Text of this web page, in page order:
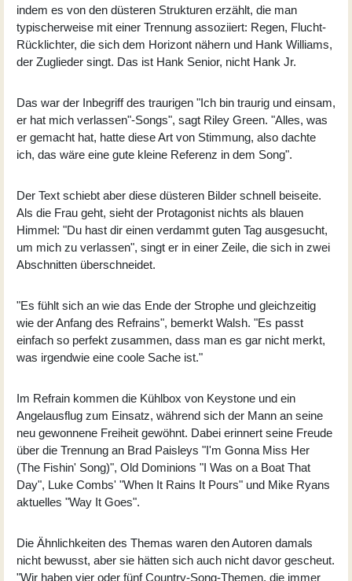
indem es von den düsteren Strukturen erzählt, die man
typischerweise mit einer Trennung assoziiert: Regen, Flucht-
Rücklichter, die sich dem Horizont nähern und Hank Williams,
der Zuglieder singt. Das ist Hank Senior, nicht Hank Jr.
Das war der Inbegriff des traurigen "Ich bin traurig und einsam,
er hat mich verlassen"-Songs", sagt Riley Green. "Alles, was
er gemacht hat, hatte diese Art von Stimmung, also dachte
ich, das wäre eine gute kleine Referenz in dem Song".
Der Text schiebt aber diese düsteren Bilder schnell beiseite.
Als die Frau geht, sieht der Protagonist nichts als blauen
Himmel: "Du hast dir einen verdammt guten Tag ausgesucht,
um mich zu verlassen", singt er in einer Zeile, die sich in zwei
Abschnitten überschneidet.
"Es fühlt sich an wie das Ende der Strophe und gleichzeitig
wie der Anfang des Refrains", bemerkt Walsh. "Es passt
einfach so perfekt zusammen, dass man es gar nicht merkt,
was irgendwie eine coole Sache ist."
Im Refrain kommen die Kühlbox von Keystone und ein
Angelausflug zum Einsatz, während sich der Mann an seine
neu gewonnene Freiheit gewöhnt. Dabei erinnert seine Freude
über die Trennung an Brad Paisleys "I'm Gonna Miss Her
(The Fishin' Song)", Old Dominions "I Was on a Boat That
Day", Luke Combs' "When It Rains It Pours" und Mike Ryans
aktuelles "Way It Goes".
Die Ähnlichkeiten des Themas waren den Autoren damals
nicht bewusst, aber sie hätten sich auch nicht davor gescheut.
"Wir haben vier oder fünf Country-Song-Themen, die immer